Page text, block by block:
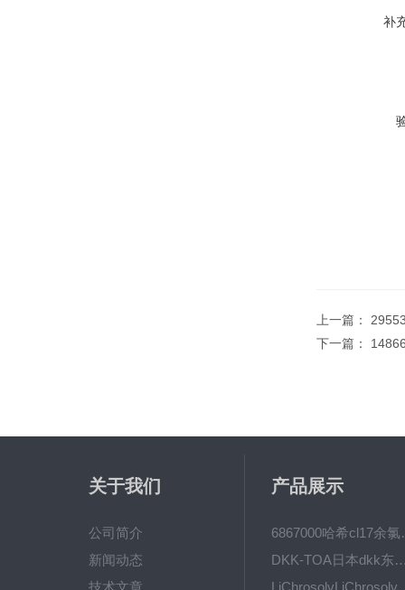
补
上一篇：
下一篇：
关于我们
公司简介
新闻动态
技术文章
产品展示
6867000
DKK-TOA日本dkk东亚电